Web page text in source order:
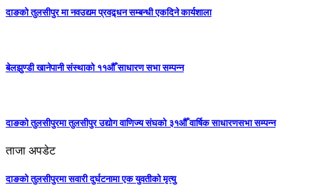
दाङको तुलसीपुर मा नवउद्यम प्रवद्र्धन सम्बन्धी एकदिने कार्यशाला
बेलझुण्डी खानेपानी संस्थाको ११औँ साधारण सभा सम्पन्न
दाङको तुलसीपुरमा तुलसीपुर उद्योग वाणिज्य संघको ३१औँ वार्षिक साधारणसभा सम्पन्न
ताजा अपडेट
दाङको तुलसीपुरमा सवारी दुर्घटनामा एक युवतीको मृत्यु